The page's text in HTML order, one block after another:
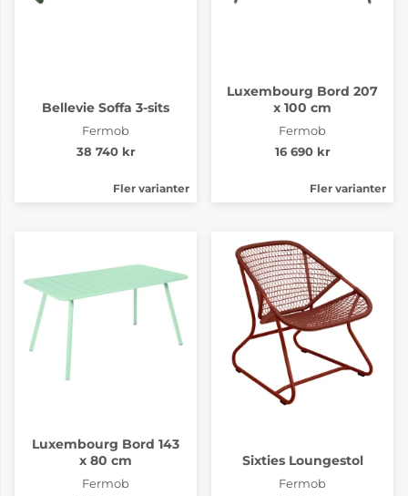
Bellevie Soffa 3-sits
Fermob
38 740 kr
Fler varianter
Luxembourg Bord 207
x 100 cm
Fermob
16 690 kr
Fler varianter
Luxembourg Bord 143
x 80 cm
Fermob
Sixties Loungestol
Fermob